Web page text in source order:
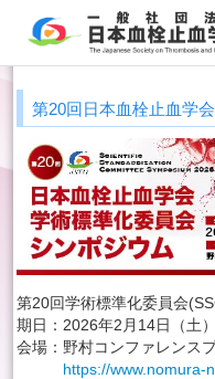
学会概要・理事長挨拶
各種委員会
学会誌
診療ガイドライン
用語集
認定医制度
認定技師制度
学術集会
第20回日本血栓止血学
第20回学術標準化委員会
期日：2026年2月14日（土）
会場：野村コンファレンス
https://www.nomura-